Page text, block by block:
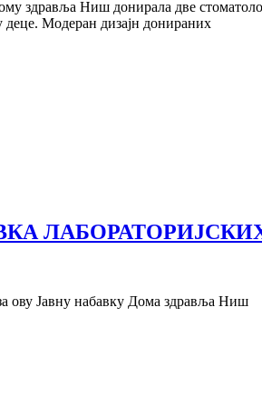
здравља Ниш донирала две
Модеран дизајн донираних
ову Јавну набавку Дома здравља Ниш